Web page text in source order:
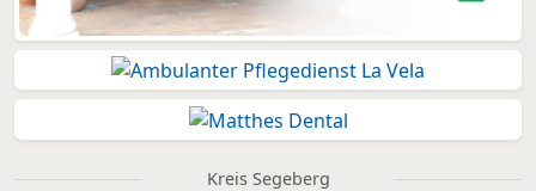
Kreis Segeberg